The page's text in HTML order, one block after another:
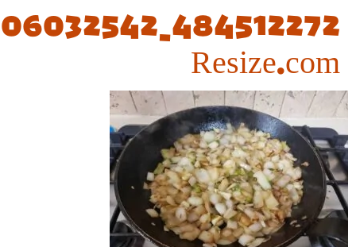
484512272_2044368206032542_3003767553982644608_n_Easy-